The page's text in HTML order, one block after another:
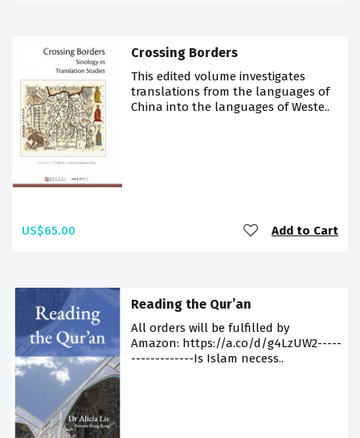
Crossing Borders
This edited volume investigates
translations from the languages of
China into the languages of Weste..
US$65.00 Add to Cart
Reading the Qur’an
All orders will be fulfilled by
Amazon: https://a.co/d/g4LzUW2-----
-------------Is Islam necess..